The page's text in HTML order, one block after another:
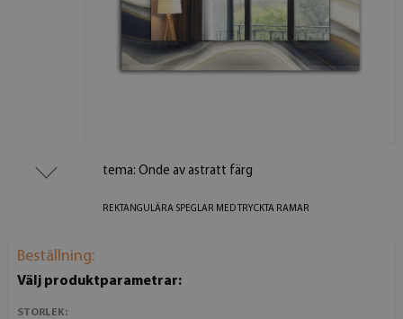
tema: Onde av astratt färg
REKTANGULÄRA SPEGLAR MED TRYCKTA RAMAR
Beställning:
Välj produktparametrar:
STORLEK: